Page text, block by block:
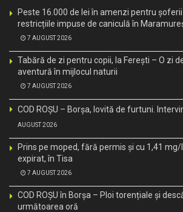
Peste 16.000 de lei în amenzi pentru
restricțiile impuse de caniculă în
7 AUGUST 2026
Tabără de zi pentru copii, la Ferești – O zi
aventură în mijlocul naturii
7 AUGUST 2026
COD ROȘU – Borșa, lovită de furtuni.
AUGUST 2026
Prins pe moped, fără permis și cu 1,41 mg/
expirat, în Tisa
7 AUGUST 2026
COD ROȘU în Borșa – Ploi torențiale și
următoarea oră